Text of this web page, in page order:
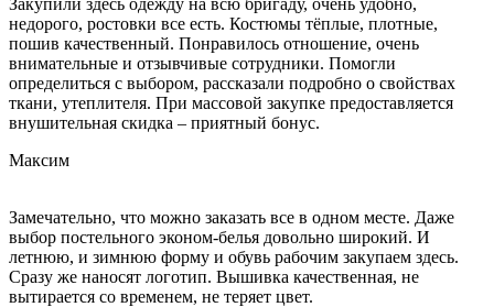
недорого, ростовки все есть. Костюмы тёплые, плотные,
пошив качественный. Понравилось отношение, очень
внимательные и отзывчивые сотрудники. Помогли
определиться с выбором, рассказали подробно о свойствах
ткани, утеплителя. При массовой закупке предоставляется
внушительная скидка – приятный бонус.
Максим
Замечательно, что можно заказать все в одном месте. Даже
выбор постельного эконом-белья довольно широкий. И
летнюю, и зимнюю форму и обувь рабочим закупаем здесь.
Сразу же наносят логотип. Вышивка качественная, не
вытирается со временем, не теряет цвет.